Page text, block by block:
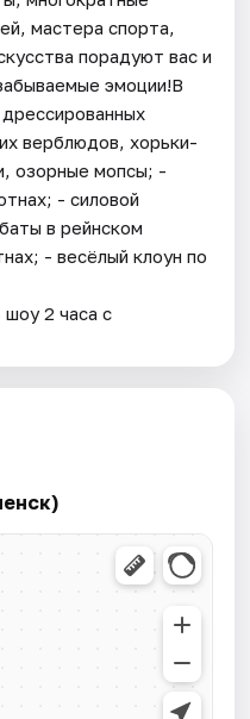
мастера спорта,
порадуют вас и
эмоции!В
верблюдов, хорьки-
озорные мопсы; -
- силовой
в рейнском
- весёлый клоун по
2 часа с